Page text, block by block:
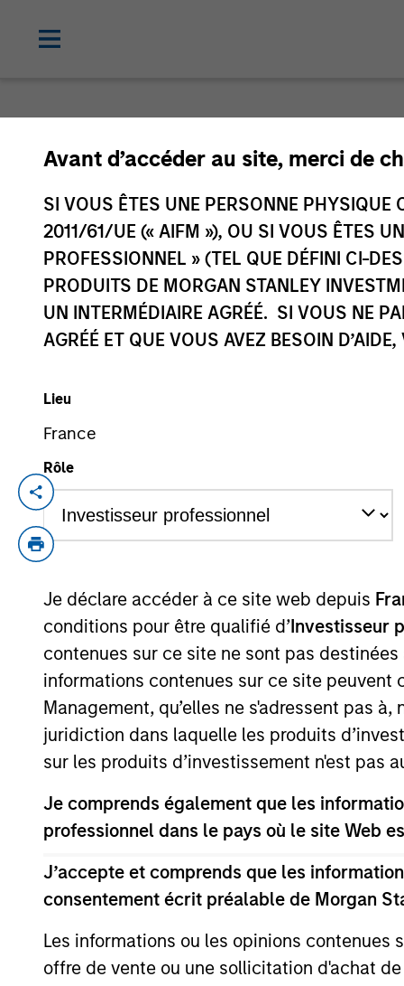
Avant d’accéder au site, merci de
SI VOUS ÊTES UNE PERSONNE PHYSIQUE
2011/61/UE (« AIFM »), OU SI VOUS ÊTES
PROFESSIONNEL » (TEL QUE DÉFINI CI-
PRODUITS DE MORGAN STANLEY
UN INTERMÉDIAIRE AGRÉÉ. SI VOUS NE
AGRÉÉ ET QUE VOUS AVEZ BESOIN
Lieu
France
Rôle
Je déclare accéder à ce site web depuis
conditions pour être qualifié d’Investisseur
contenues sur ce site ne sont pas
informations contenues sur ce site peuvent
Management, qu’elles ne s'adressent pas
juridiction dans laquelle les produits
sur les produits d’investissement n'est pas
Je comprends également que les
professionnel dans le pays où le site Web
J’accepte et comprends que les
consentement écrit préalable de Morgan
Les informations ou les opinions
offre de vente ou une sollicitation d'achat
Crowd Behavior in
Betting, and Stock
We review the wisdom of crowds in the
markets, sports betting markets,
and the stock market. For each, we
a history, examine its accuracy, see how
information, check for diversity
role of incentives. The betting markets
stock market has positive expected
how markets work is useful for
excess returns.
Opportunities and
The Present Value of
Opportunities in
18 JUIN 2026